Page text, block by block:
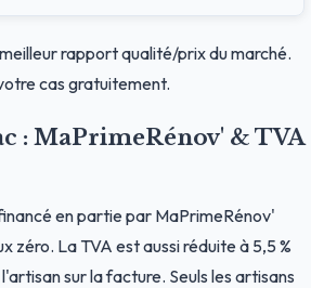
rapport qualité/prix du marché.
cas gratuitement.
: MaPrimeRénov' & TVA
en partie par MaPrimeRénov'
La TVA est aussi réduite à 5,5 %
sur la facture. Seuls les artisans